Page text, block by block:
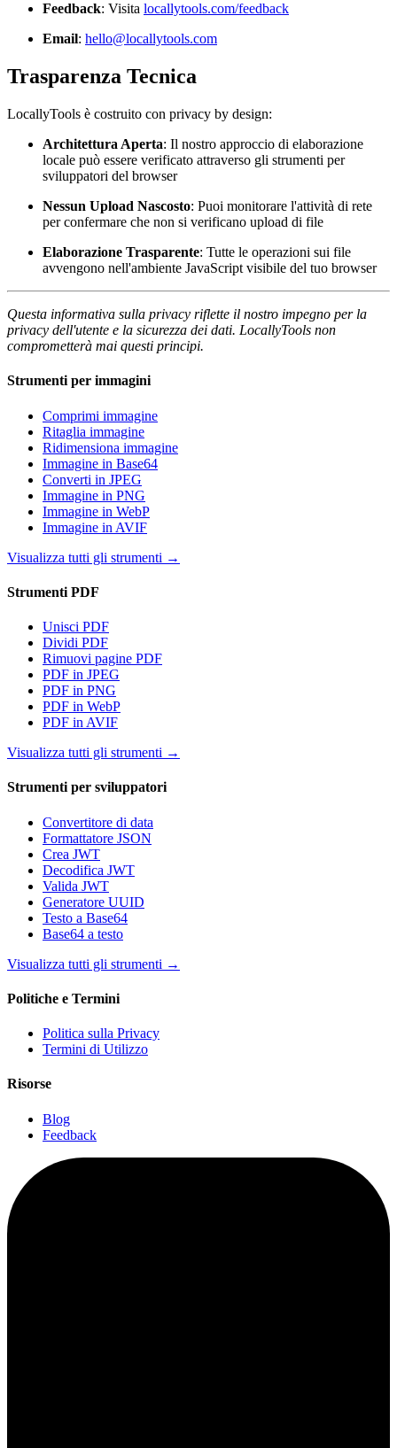
Feedback: Visita locallytools.com/feedback
Email: hello@locallytools.com
Trasparenza Tecnica
LocallyTools è costruito con privacy by design:
Architettura Aperta: Il nostro approccio di elaborazione
locale può essere verificato attraverso gli strumenti per
sviluppatori del browser
Nessun Upload Nascosto: Puoi monitorare l'attività di rete
per confermare che non si verificano upload di file
Elaborazione Trasparente: Tutte le operazioni sui file
avvengono nell'ambiente JavaScript visibile del tuo browser
Questa informativa sulla privacy riflette il nostro impegno per la
privacy dell'utente e la sicurezza dei dati. LocallyTools non
comprometterà mai questi principi.
Strumenti per immagini
Comprimi immagine
Ritaglia immagine
Ridimensiona immagine
Immagine in Base64
Converti in JPEG
Immagine in PNG
Immagine in WebP
Immagine in AVIF
Visualizza tutti gli strumenti →
Strumenti PDF
Unisci PDF
Dividi PDF
Rimuovi pagine PDF
PDF in JPEG
PDF in PNG
PDF in WebP
PDF in AVIF
Visualizza tutti gli strumenti →
Strumenti per sviluppatori
Convertitore di data
Formattatore JSON
Crea JWT
Decodifica JWT
Valida JWT
Generatore UUID
Testo a Base64
Base64 a testo
Visualizza tutti gli strumenti →
Politiche e Termini
Politica sulla Privacy
Termini di Utilizzo
Risorse
Blog
Feedback